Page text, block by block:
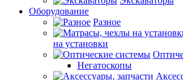
Оборудование
Разное
на установки
Негатоскопы